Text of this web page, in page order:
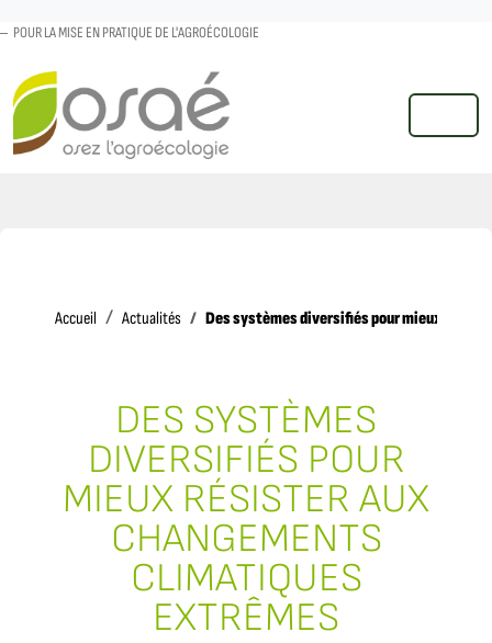
POUR LA MISE EN PRATIQUE DE L'AGROÉCOLOGIE
MENU
Accueil AccueilActualités Des systèmes diversifiés pour mieux
DES SYSTÈMES
DIVERSIFIÉS POUR
MIEUX RÉSISTER AUX
CHANGEMENTS
CLIMATIQUES
EXTRÊMES